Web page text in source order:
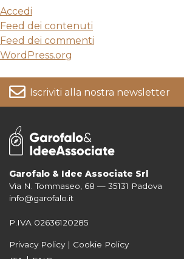
Accedi
Feed dei contenuti
Feed dei commenti
WordPress.org
Iscriviti alla nostra newsletter
Per informazioni su come vengono trattati i tuoi
Privacy Policy
Garofalo & Idee Associate Srl
Via N. Tommaseo, 68 — 35131 Padova
info@garofalo.it
P.IVA 02636120285
Privacy Policy | Cookie Policy